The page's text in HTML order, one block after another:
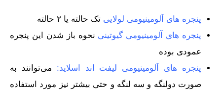
پنجره های آلومینیومی لولایی تک حالته یا ۲ حالته
پنجره های آلومینیومی گیوتینی نحوه باز شدن این پنجره
عمودی بوده
پنجره های آلومینیومی لیفت اند اسلاید: می‌توانند به
صورت دولنگه و سه لنگه و حتی بیشتر نیز مورد استفاده